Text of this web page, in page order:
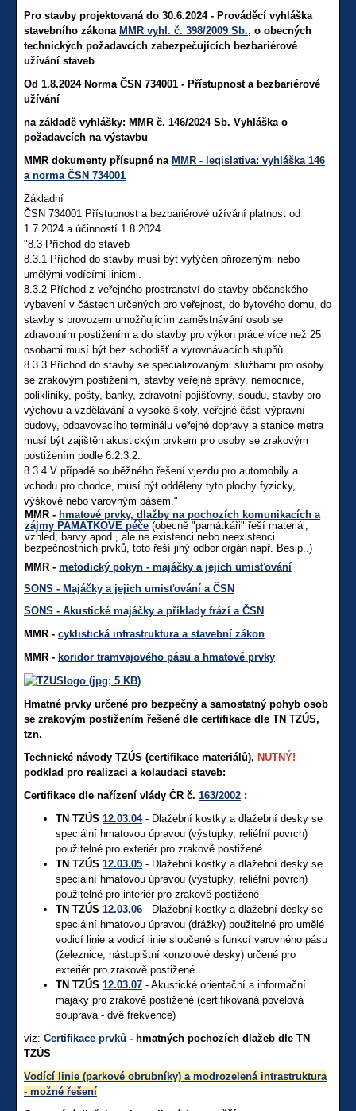
Pro stavby projektovaná do 30.6.2024 - Prováděcí vyhláška
stavebního zákona MMR vyhl. č. 398/2009 Sb., o obecných
technických požadavcích zabezpečujících bezbariérové
užívání staveb
Od 1.8.2024 Norma ČSN 734001 - Přístupnost a bezbariérové
užívání
na základě vyhlášky: MMR č. 146/2024 Sb. Vyhláška o
požadavcích na výstavbu
MMR dokumenty přísupné na MMR - legislativa: vyhláška 146
a norma ČSN 734001
Základní
ČSN 734001 Přístupnost a bezbariérové užívání platnost od
1.7.2024 a účinností 1.8.2024
"8.3 Příchod do staveb
8.3.1 Příchod do stavby musí být vytýčen přirozenými nebo
umělými vodícími liniemi.
8.3.2 Příchod z veřejného prostranství do stavby občanského
vybavení v částech určených pro veřejnost, do bytového domu, do
stavby s provozem umožňujícím zaměstnávání osob se
zdravotním postižením a do stavby pro výkon práce více než 25
osobami musí být bez schodišť a vyrovnávacích stupňů.
8.3.3 Příchod do stavby se specializovanými službami pro osoby
se zrakovým postižením, stavby veřejné správy, nemocnice,
polikliniky, pošty, banky, zdravotní pojišťovny, soudu, stavby pro
výchovu a vzdělávání a vysoké školy, veřejné části výpravní
budovy, odbavovacího terminálu veřejné dopravy a stanice metra
musí být zajištěn akustickým prvkem pro osoby se zrakovým
postižením podle 6.2.3.2.
8.3.4 V případě souběžného řešení vjezdu pro automobily a
vchodu pro chodce, musí být odděleny tyto plochy fyzicky,
výškově nebo varovným pásem."
MMR - hmatové prvky, dlažby na pochozích komunikacích a
zájmy PAMÁTKOVÉ péče (obecně "památkáři" řeší materiál,
vzhled, barvy apod., ale ne existenci nebo neexistenci
bezpečnostních prvků, toto řeší jiný odbor orgán např. Besip..)
MMR - metodický pokyn - majáčky a jejich umisťování
SONS - Majáčky a jejich umisťování a ČSN
SONS - Akustické majáčky a příklady frází a ČSN
MMR - cyklistická infrastruktura a stavební zákon
MMR - koridor tramvajového pásu a hmatové prvky
Hmatné prvky určené pro bezpečný a samostatný pohyb osob
se zrakovým postižením řešené dle certifikace dle TN TZÚS,
tzn.
Technické návody TZÚS (certifikace materiálů), NUTNÝ!
podklad pro realizaci a kolaudaci staveb:
Certifikace dle nařízení vlády ČR č. 163/2002 :
TN TZÚS 12.03.04- Dlažební kostky a dlažební desky se
speciální hmatovou úpravou (výstupky, reliéfní povrch)
použitelné pro exteriér pro zrakově postižené
TN TZÚS 12.03.05 - Dlažební kostky a dlažební desky se
speciální hmatovou úpravou (výstupky, reliéfní povrch)
použitelné pro interiér pro zrakově postižené
TN TZÚS 12.03.06 - Dlažební kostky a dlažební desky se
speciální hmatovou úpravou (drážky) použitelné pro umělé
vodicí linie a vodicí linie sloučené s funkcí varovného pásu
(železnice, nástupištní konzolové desky) určené pro
exteriér pro zrakově postižené
TN TZÚS 12.03.07 - Akustické orientační a informační
majáky pro zrakově postižené (certifikovaná povelová
souprava - dvě frekvence)
viz: Certifikace prvků - hmatných pochozích dlažeb dle TN
TZÚS
Vodící linie (parkové obrubníky) a modrozelená intrastruktura
- možné řešení